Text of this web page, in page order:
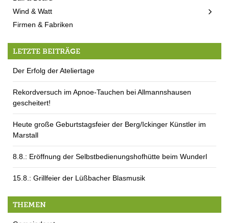
Wind & Watt
Firmen & Fabriken
LETZTE BEITRÄGE
Der Erfolg der Ateliertage
Rekordversuch im Apnoe-Tauchen bei Allmannshausen
gescheitert!
Heute große Geburtstagsfeier der Berg/Ickinger Künstler im
Marstall
8.8.: Eröffnung der Selbstbedienungshofhütte beim Wunderl
15.8.: Grillfeier der Lüßbacher Blasmusik
THEMEN